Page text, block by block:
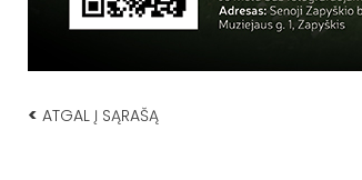
< ATGAL Į SĄRAŠĄ